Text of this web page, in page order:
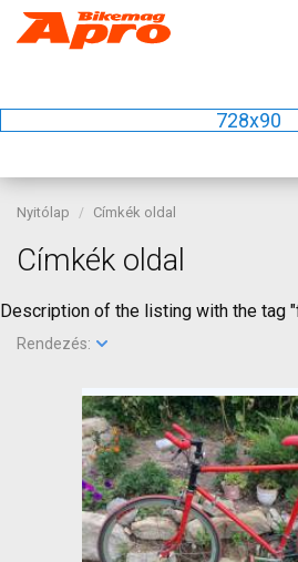
728x90
Nyitólap Címkék oldal
Címkék oldal
Description of the listing with the tag
Rendezés: